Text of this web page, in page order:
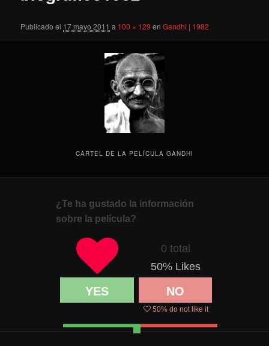
Publicado el 17 mayo 2011 a 100 × 129 enGandhi | 1982
CARTEL DE LA PELÍCULA GANDHI
¿Te ha gustado la información
sobre la película?
0 total
50% Likes
YES NO
50% do not like it